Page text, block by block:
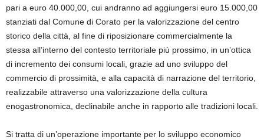
pari a euro 40.000,00, cui andranno ad aggiungersi euro 15.000,00
stanziati dal Comune di Corato per la valorizzazione del centro
storico della città, al fine di riposizionare commercialmente la
stessa all’interno del contesto territoriale più prossimo, in un’ottica
di incremento dei consumi locali, grazie ad uno sviluppo del
commercio di prossimità, e alla capacità di narrazione del territorio,
realizzabile attraverso una valorizzazione della cultura
enogastronomica, declinabile anche in rapporto alle tradizioni locali.
Si tratta di un’operazione importante per lo sviluppo economico